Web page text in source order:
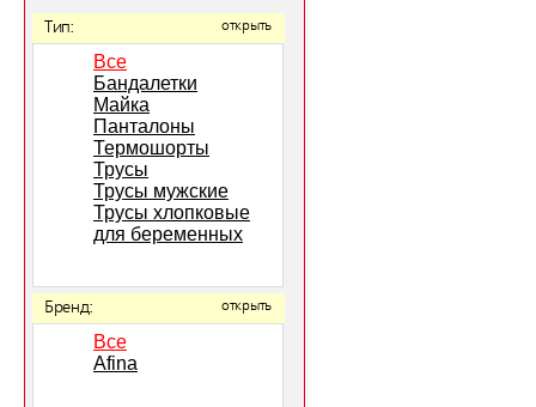
Тип: открыть
Все
Бандалетки
Майка
Панталоны
Термошорты
Трусы
Трусы мужские
Трусы хлопковые
для беременных
Бренд: открыть
Все
Afina